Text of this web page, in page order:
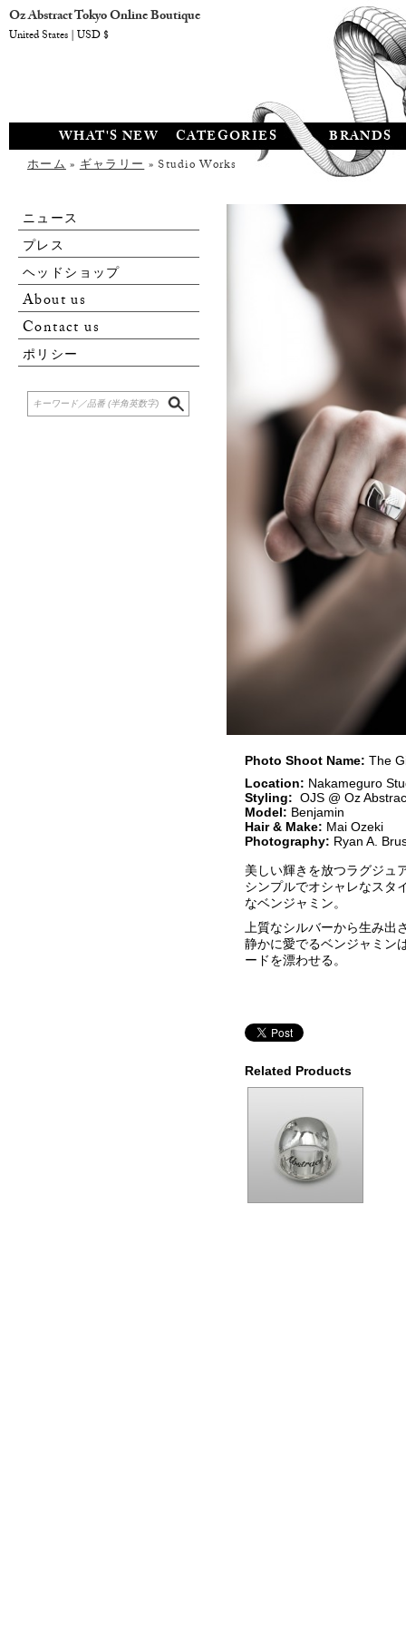
WHAT'S NEW CATEGORIES BRANDS
ホーム»ギャラリー» Studio Works
ニュース
プレス
ヘッドショップ
About us
Contact us
ポリシー
Photo Shoot Name: The
Location: Nakameguro
Styling: OJS @ Oz
Model: Benjamin
Hair & Make: Mai Ozeki
Photography: Ryan A.
美しい輝きを放つラグジュ
シンプルでオシャレなスタ
なベンジャミン。
上質なシルバーから生み出
静かに愛でるベンジャミン
ードを漂わせる。
Related Products
Oz Abstract Tokyo Online Boutique
United States | USD $